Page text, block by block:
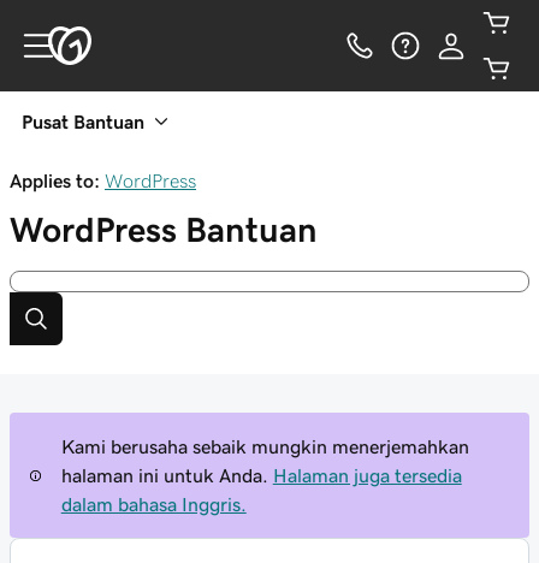
Pusat Bantuan
Applies to: WordPress
WordPress Bantuan
Kami berusaha sebaik mungkin menerjemahkan
halaman ini untuk Anda.
Halaman juga tersedia
dalam bahasa Inggris.